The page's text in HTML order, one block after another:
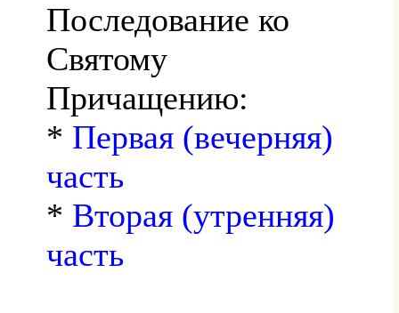
Последование ко
Святому
Причащению:
* Первая (вечерняя)
часть
* Вторая (утренняя)
часть